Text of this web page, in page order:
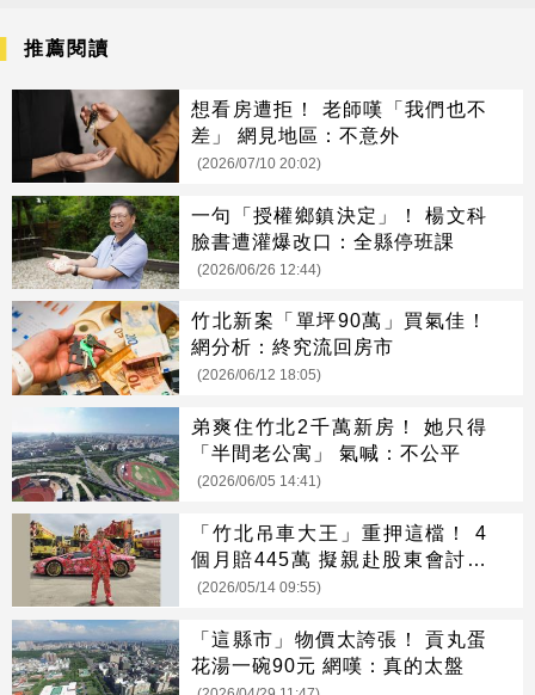
推薦閱讀
想看房遭拒！ 老師嘆「我們也不
差」 網見地區：不意外
(2026/07/10 20:02)
一句「授權鄉鎮決定」！ 楊文科
臉書遭灌爆改口：全縣停班課
(2026/06/26 12:44)
竹北新案「單坪90萬」買氣佳！
網分析：終究流回房市
(2026/06/12 18:05)
弟爽住竹北2千萬新房！ 她只得
「半間老公寓」 氣喊：不公平
(2026/06/05 14:41)
「竹北吊車大王」重押這檔！ 4
個月賠445萬 擬親赴股東會討說
法
(2026/05/14 09:55)
「這縣市」物價太誇張！ 貢丸蛋
花湯一碗90元 網嘆：真的太盤